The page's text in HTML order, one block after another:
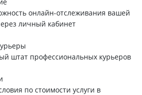
онлайн-отслеживания вашей
личный кабинет
штат профессиональных курьеров
по стоимости услуги в